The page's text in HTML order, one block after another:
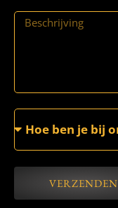
VERZENDEN